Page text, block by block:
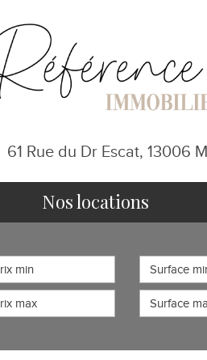
61 Rue du Dr Escat, 13006
nos locations